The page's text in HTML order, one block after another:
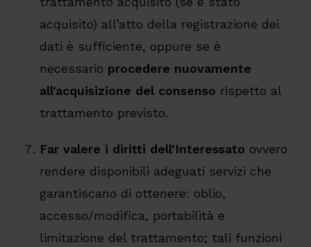
acquisito) all’atto della registrazione dei
dati è sufficiente, oppure se è
necessario procedere nuovamente
all’acquisizione del consenso rispetto al
trattamento previsto.
Far valere i diritti dell’Interessato ovvero
rendere disponibili adeguati servizi che
garantiscano di ottenere: oblio,
accesso/modifica, portabilità e
limitazione del trattamento; tali funzioni